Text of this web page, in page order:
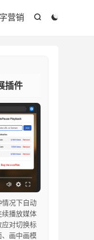


营销
插件
况下自动
播放媒体
应对切换标
画中画模